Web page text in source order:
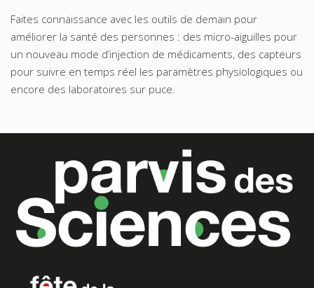
Faites connaissance avec les outils de demain pour
améliorer la santé des personnes : des micro-aiguilles pour
un nouveau mode d’injection de médicaments, des capteurs
pour suivre en temps réel les paramètres physiologiques ou
encore des laboratoires sur puce.